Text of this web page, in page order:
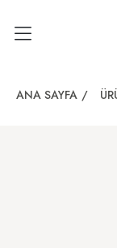
ANA SAYFA /